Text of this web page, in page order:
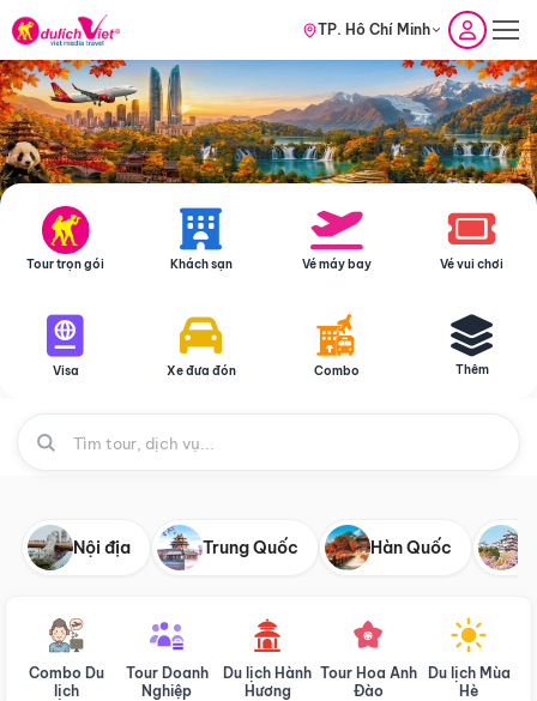
TP. Hồ Chí Minh
Tour trọn gói Khách sạn Vé máy bay Vé vui chơi
Visa Xe đưa đón Combo Thêm
Nội địa Trung Quốc Hàn Quốc
Combo Du
lịch
Tour Doanh
Nghiệp
Du lịch Hành
Hương
Tour Hoa Anh
Đào
Du lịch Mùa
Hè